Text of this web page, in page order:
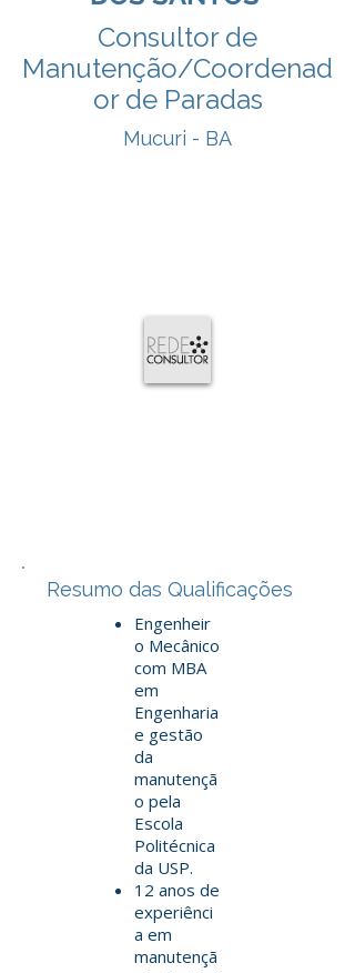
Consultor de
Manutenção/Coordenad
or de Paradas
Mucuri - BA
Resumo das Qualificações
Engenheir
o Mecânico
com MBA
em
Engenharia
e gestão
da
manutençã
o pela
Escola
Politécnica
da USP.
12 anos de
experiênci
a em
manutençã